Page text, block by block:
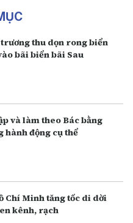
thu dọn rong biển
bãi biển bãi Sau
và làm theo Bác bằng
hành động cụ thể
Chí Minh tăng tốc di dời
kênh, rạch